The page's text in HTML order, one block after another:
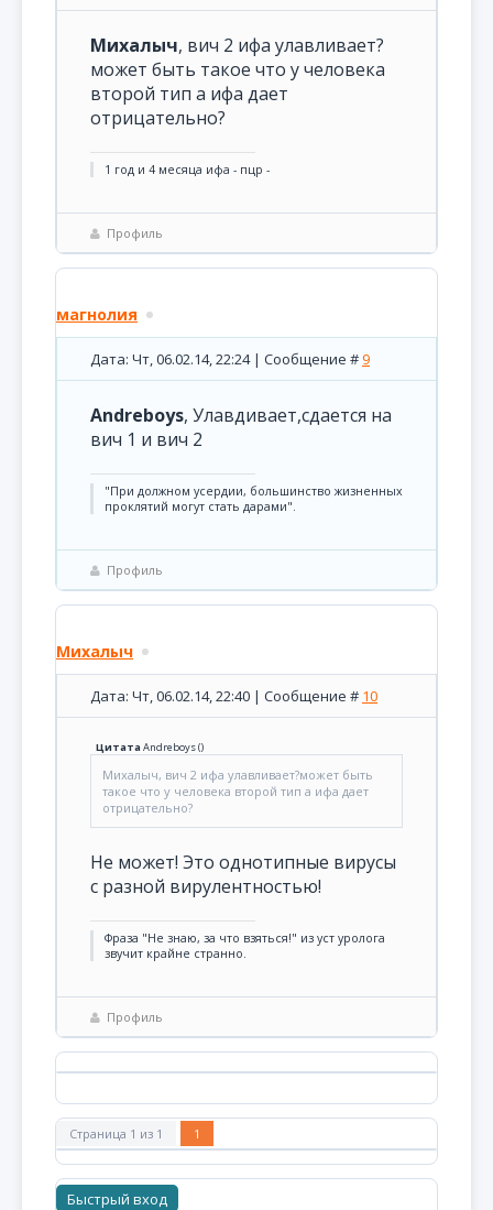
Михалыч, вич 2 ифа улавливает?
может быть такое что у человека
второй тип а ифа дает
отрицательно?
1 год и 4 месяца ифа - пцр -
Профиль
магнолия
Дата: Чт, 06.02.14, 22:24 | Сообщение #9
Andreboys, Улавдивает,сдается на
вич 1 и вич 2
"При должном усердии, большинство жизненных
проклятий могут стать дарами".
Профиль
Михалыч
Дата: Чт, 06.02.14, 22:40 | Сообщение # 10
ЦитатаAndreboys()
Михалыч, вич 2 ифа улавливает?может быть
такое что у человека второй тип а ифа дает
отрицательно?
Не может! Это однотипные вирусы
с разной вирулентностью!
Фраза "Не знаю, за что взяться!" из уст уролога
звучит крайне странно.
Профиль
Страница 1 из 1 1